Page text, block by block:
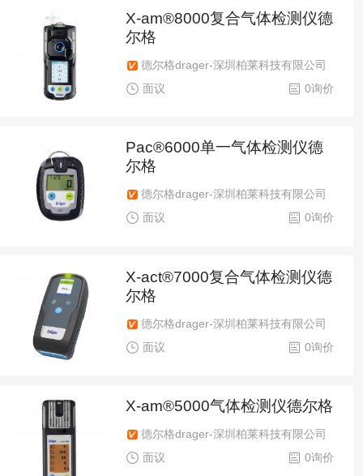
X-am®8000复合气体检测仪德
尔格
德尔格drager-深圳柏莱科技有限公司
0询价
面议
Pac®6000单一气体检测仪德
尔格
德尔格drager-深圳柏莱科技有限公司
0询价
面议
X-act®7000复合气体检测仪德
尔格
德尔格drager-深圳柏莱科技有限公司
0询价
面议
X-am®5000气体检测仪德尔格
德尔格drager-深圳柏莱科技有限公司
0询价
面议